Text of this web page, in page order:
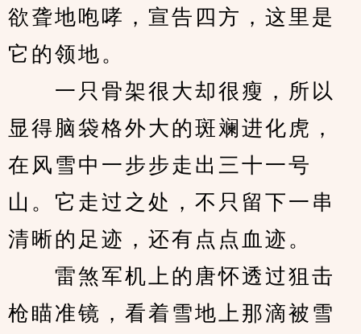
欲聋地咆哮，宣告四方，这里是
它的领地。
一只骨架很大却很瘦，所以
显得脑袋格外大的斑斓进化虎，
在风雪中一步步走出三十一号
山。它走过之处，不只留下一串
清晰的足迹，还有点点血迹。
雷煞军机上的唐怀透过狙击
枪瞄准镜，看着雪地上那滴被雪